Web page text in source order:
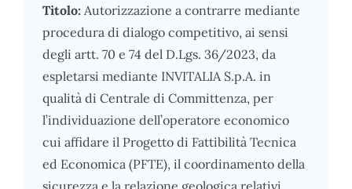
Titolo: Autorizzazione a contrarre mediante
procedura di dialogo competitivo, ai sensi
degli artt. 70 e 74 del D.Lgs. 36/2023, da
espletarsi mediante INVITALIA S.p.A. in
qualità di Centrale di Committenza, per
l’individuazione dell’operatore economico
cui affidare il Progetto di Fattibilità Tecnica
ed Economica (PFTE), il coordinamento della
sicurezza e la relazione geologica relativi